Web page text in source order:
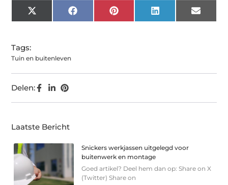
X
(Twitter)
FacebookPinterest LinkedIn Email
Tags:
Tuin en buitenleven
Delen:
Laatste Bericht
Snickers werkjassen uitgelegd voor
buitenwerk en montage
Goed artikel? Deel hem dan op: Share on X
(Twitter) Share on